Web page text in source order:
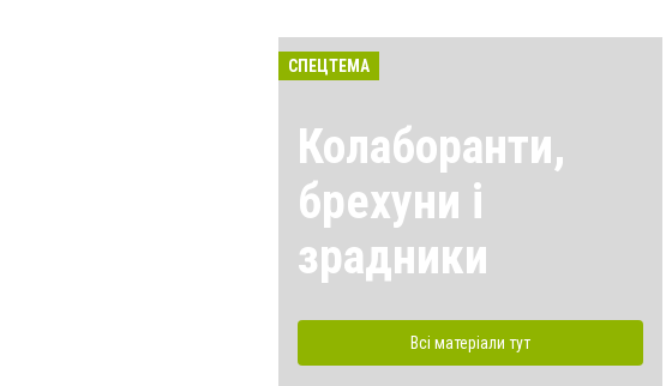
СПЕЦТЕМА
Колаборанти,
брехуни і
зрадники
Всі матеріали тут